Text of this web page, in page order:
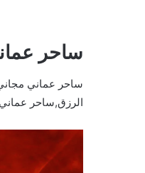
ساحر
ساحر عماني
الرزق,ساحر